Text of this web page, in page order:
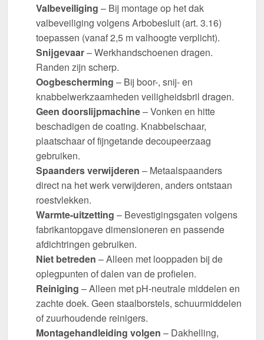
Valbeveiliging – Bij montage op het dak
valbeveiliging volgens Arbobesluit (art. 3.16)
toepassen (vanaf 2,5 m valhoogte verplicht).
Snijgevaar– Werkhandschoenen dragen.
Randen zijn scherp.
Oogbescherming – Bij boor-, snij- en
knabbelwerkzaamheden veiligheidsbril dragen.
Geen doorslijpmachine– Vonken en hitte
beschadigen de coating. Knabbelschaar,
plaatschaar of fijngetande decoupeerzaag
gebruiken.
Spaanders verwijderen – Metaalspaanders
direct na het werk verwijderen, anders ontstaan
roestvlekken.
Warmte-uitzetting – Bevestigingsgaten volgens
fabrikantopgave dimensioneren en passende
afdichtringen gebruiken.
Niet betreden – Alleen met looppaden bij de
oplegpunten of dalen van de profielen.
Reiniging – Alleen met pH-neutrale middelen en
zachte doek. Geen staalborstels, schuurmiddelen
of zuurhoudende reinigers.
Montagehandleiding volgen – Dakhelling,